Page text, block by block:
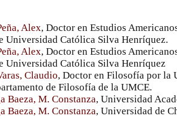
Alex, Doctor en Estudios
Universidad Católica Silva Henríquez.
Alex, Doctor en Estudios
Universidad Católica Silva Henríquez
Claudio, Doctor en Filosofía por la
de Filosofía de la UMCE.
Baeza, M. Constanza, Universidad
Baeza, M. Constanza, Universidad de